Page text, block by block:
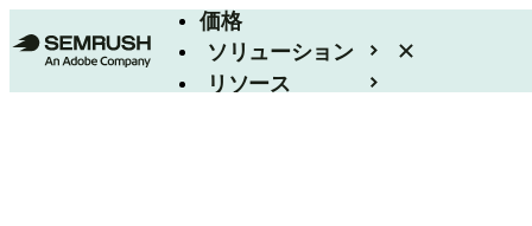
価格
ソリューション
リソース